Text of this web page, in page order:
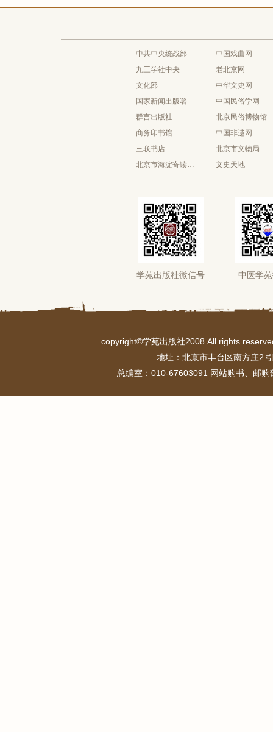
中共中央统战部
九三学社中央
文化部
国家新闻出版署
群言出版社
商务印书馆
三联书店
北京市海淀寄读学校
中国戏曲网
老北京网
中华文史网
中国民俗学网
北京民俗博物馆
中国非遗网
北京市文物局
文史天地
学苑出版社微信号 中医学
copyright©学苑出版社2008 All rights
地址：北京市丰台区南方庄2
总编室：010-67603091 网站购书、邮